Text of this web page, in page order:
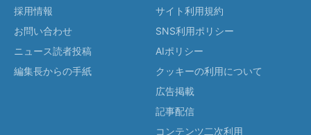
採用情報
お問い合わせ
ニュース読者投稿
編集長からの手紙
サイト利用規約
SNS利用ポリシー
AIポリシー
クッキーの利用について
広告掲載
記事配信
コンテンツ二次利用